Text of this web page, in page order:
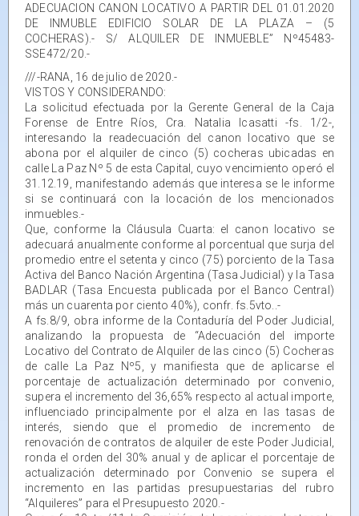
ADECUACION CANON LOCATIVO A PARTIR DEL 01.01.2020
DE INMUBLE EDIFICIO SOLAR DE LA PLAZA – (5
COCHERAS).- S/ ALQUILER DE INMUEBLE” Nº45483-
SSE472/20.-
///-RANA, 16 de julio de 2020.-
VISTOS Y CONSIDERANDO:
La solicitud efectuada por la Gerente General de la Caja
Forense de Entre Ríos, Cra. Natalia Icasatti -fs. 1/2-,
interesando la readecuación del canon locativo que se
abona por el alquiler de cinco (5) cocheras ubicadas en
calle La Paz Nº 5 de esta Capital, cuyo vencimiento operó el
31.12.19, manifestando además que interesa se le informe
si se continuará con la locación de los mencionados
inmuebles.-
Que, conforme la Cláusula Cuarta: el canon locativo se
adecuará anualmente conforme al porcentual que surja del
promedio entre el setenta y cinco (75) porciento de la Tasa
Activa del Banco Nación Argentina (Tasa Judicial) y la Tasa
BADLAR (Tasa Encuesta publicada por el Banco Central)
más un cuarenta por ciento 40%), confr. fs.5vto..-
A fs.8/9, obra informe de la Contaduría del Poder Judicial,
analizando la propuesta de “Adecuación del importe
Locativo del Contrato de Alquiler de las cinco (5) Cocheras
de calle La Paz Nº5, y manifiesta que de aplicarse el
porcentaje de actualización determinado por convenio,
supera el incremento del 36,65% respecto al actual importe,
influenciado principalmente por el alza en las tasas de
interés, siendo que el promedio de incremento de
renovación de contratos de alquiler de este Poder Judicial,
ronda el orden del 30% anual y de aplicar el porcentaje de
actualización determinado por Convenio se supera el
incremento en las partidas presupuestarias del rubro
“Alquileres” para el Presupuesto 2020.-